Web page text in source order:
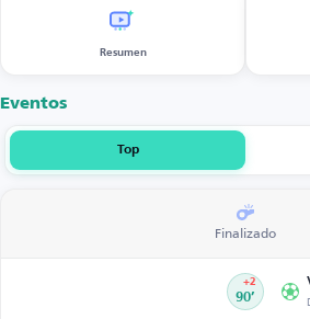
Resumen
Eventos
Top
Finalizado
90’
+2